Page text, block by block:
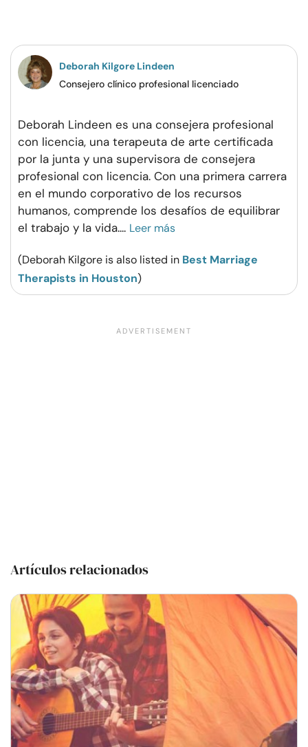
Deborah Kilgore Lindeen
Consejero clínico profesional licenciado
Deborah Lindeen es una consejera profesional
con licencia, una terapeuta de arte certificada
por la junta y una supervisora de consejera
profesional con licencia. Con una primera carrera
en el mundo corporativo de los recursos
humanos, comprende los desafíos de equilibrar
el trabajo y la vida.... Leer más
(Deborah Kilgore is also listed in Best Marriage
Therapists in Houston)
Artículos relacionados